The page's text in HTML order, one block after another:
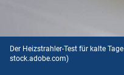
Der Heizstrahler-Test für kalte Tage
stock.adobe.com)